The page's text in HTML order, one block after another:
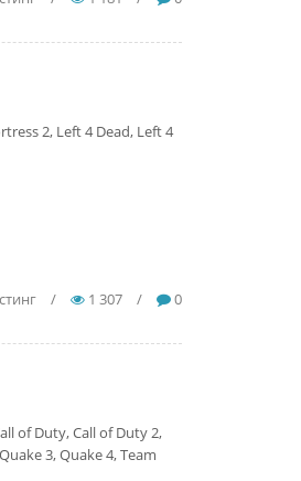
2, Left 4 Dead, Left 4
/ 1 307 / 0
of Duty, Call of Duty 2,
3, Quake 4, Team